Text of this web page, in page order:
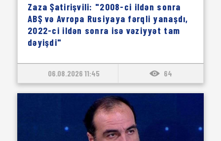
Zaza Şatirişvili: "2008-ci ildən sonra
ABŞ və Avropa Rusiyaya fərqli yanaşdı,
2022-ci ildən sonra isə vəziyyət tam
dəyişdi"
06.08.2026 11:45 64